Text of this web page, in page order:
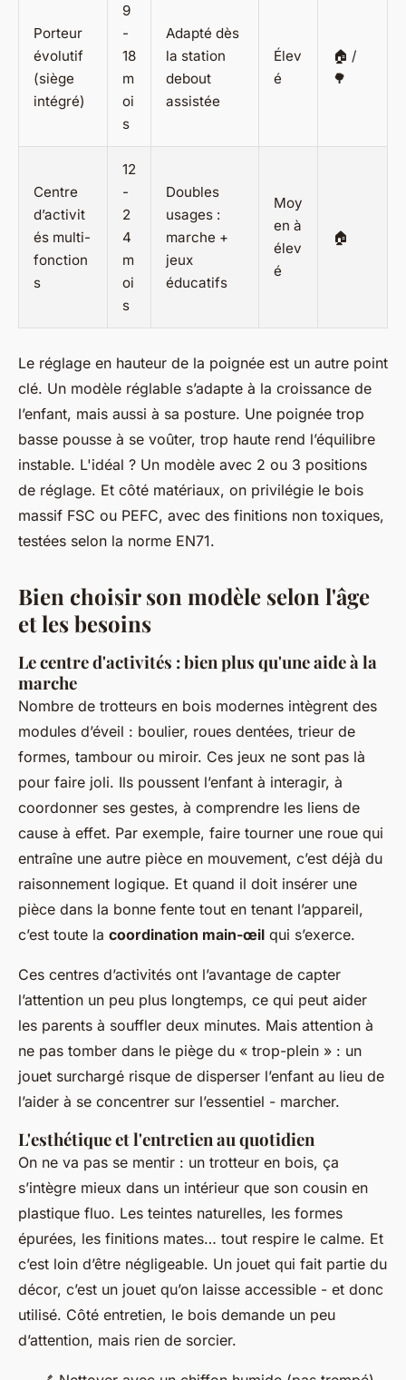
Porteur
évolutif
(siège
intégré)
9
-
18
m
oi
s
Adapté dès
la station
debout
assistée
Élev
é
🏠 /
🌳
Centre
d’activit
és multi-
fonction
s
12
-
2
4
m
oi
s
Doubles
usages :
marche +
jeux
éducatifs
Moy
en à
élev
é
🏠
Le réglage en hauteur de la poignée est un autre point
clé. Un modèle réglable s’adapte à la croissance de
l’enfant, mais aussi à sa posture. Une poignée trop
basse pousse à se voûter, trop haute rend l’équilibre
instable. L'idéal ? Un modèle avec 2 ou 3 positions
de réglage. Et côté matériaux, on privilégie le bois
massif FSC ou PEFC, avec des finitions non toxiques,
testées selon la norme EN71.
Bien choisir son modèle selon l'âge
et les besoins
Le centre d'activités : bien plus qu'une aide à la
marche
Nombre de trotteurs en bois modernes intègrent des
modules d’éveil : boulier, roues dentées, trieur de
formes, tambour ou miroir. Ces jeux ne sont pas là
pour faire joli. Ils poussent l’enfant à interagir, à
coordonner ses gestes, à comprendre les liens de
cause à effet. Par exemple, faire tourner une roue qui
entraîne une autre pièce en mouvement, c’est déjà du
raisonnement logique. Et quand il doit insérer une
pièce dans la bonne fente tout en tenant l’appareil,
c’est toute la coordination main-œil qui s’exerce.
Ces centres d’activités ont l’avantage de capter
l’attention un peu plus longtemps, ce qui peut aider
les parents à souffler deux minutes. Mais attention à
ne pas tomber dans le piège du « trop-plein » : un
jouet surchargé risque de disperser l’enfant au lieu de
l’aider à se concentrer sur l’essentiel - marcher.
L'esthétique et l'entretien au quotidien
On ne va pas se mentir : un trotteur en bois, ça
s’intègre mieux dans un intérieur que son cousin en
plastique fluo. Les teintes naturelles, les formes
épurées, les finitions mates… tout respire le calme. Et
c’est loin d’être négligeable. Un jouet qui fait partie du
décor, c’est un jouet qu’on laisse accessible - et donc
utilisé. Côté entretien, le bois demande un peu
d’attention, mais rien de sorcier.